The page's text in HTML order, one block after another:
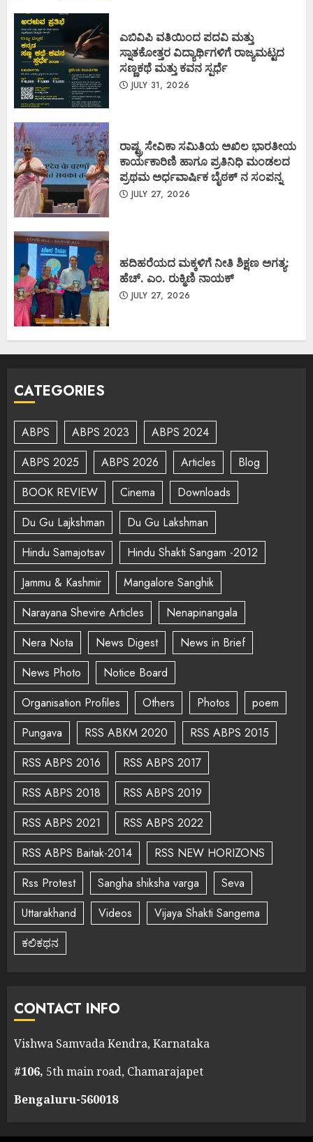
ಎಬಿವಿಪಿ ವತಿಯಿಂದ ಪದವಿ ಮತ್ತು
ಸ್ನಾತಕೋತ್ತರ ವಿದ್ಯಾರ್ಥಿಗಳಿಗೆ ರಾಜ್ಯಮಟ್ಟದ
ಸಣ್ಣಕಥೆ ಮತ್ತು ಕವನ ಸ್ಪರ್ಧೆ
JULY 31, 2026
ರಾಷ್ಟ್ರ ಸೇವಿಕಾ ಸಮಿತಿಯ ಅಖಿಲ ಭಾರತೀಯ
ಕಾರ್ಯಕಾರಿಣಿ ಹಾಗೂ ಪ್ರತಿನಿಧಿ ಮಂಡಲದ
ಪ್ರಥಮ ಅರ್ಧವಾರ್ಷಿಕ ಬೈಠಕ್ ನ ಸಂಪನ್ನ
JULY 27, 2026
ಹದಿಹರೆಯದ ಮಕ್ಕಳಿಗೆ ನೀತಿ ಶಿಕ್ಷಣ ಅಗತ್ಯ:
ಹೆಚ್. ಎಂ. ರುಕ್ಮಿಣಿ ನಾಯಕ್
JULY 27, 2026
CATEGORIES
ABPS ABPS 2023
ABPS 2024
ABPS 2025
ABPS 2026 Articles
Blog
BOOK REVIEW
Cinema
Downloads
Du Gu Lajkshman
Du Gu Lakshman
Hindu Samajotsav
Hindu Shakti Sangam -2012
Jammu & Kashmir
Mangalore Sanghik
Narayana Shevire Articles
Nenapinangala
Nera Nota
News Digest
News in Brief
News Photo
Notice Board
Organisation Profiles
Others Photos
poem
Pungava
RSS ABKM 2020
RSS ABPS 2015
RSS ABPS 2016
RSS ABPS 2017
RSS ABPS 2018
RSS ABPS 2019
RSS ABPS 2021
RSS ABPS 2022
RSS ABPS Baitak-2014
RSS NEW HORIZONS
Rss Protest
Sangha shiksha varga
Seva
Uttarakhand
Videos
Vijaya Shakti Sangema
ಕಲಿಕಥನ
CONTACT INFO
Vishwa Samvada Kendra, Karnataka
#106, 5th main road, Chamarajapet
Bengaluru-560018